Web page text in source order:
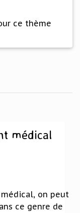
ce thème
médical
on peut
ce genre de